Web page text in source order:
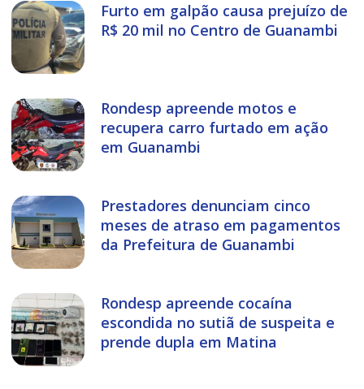
Furto em galpão causa prejuízo de
R$ 20 mil no Centro de Guanambi
Rondesp apreende motos e
recupera carro furtado em ação
em Guanambi
Prestadores denunciam cinco
meses de atraso em pagamentos
da Prefeitura de Guanambi
Rondesp apreende cocaína
escondida no sutiã de suspeita e
prende dupla em Matina